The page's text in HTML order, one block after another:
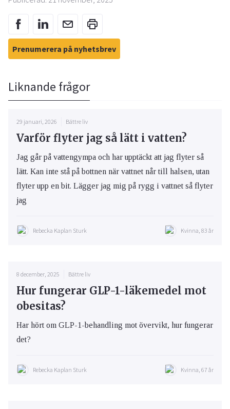
Prenumerera på nyhetsbrev
Liknande frågor
29 januari, 2026 Bättre liv
Varför flyter jag så lätt i vatten?
Jag går på vattengympa och har upptäckt att jag flyter så
lätt. Kan inte stå på bottnen när vattnet når till halsen, utan
flyter upp en bit. Lägger jag mig på rygg i vattnet så flyter
jag
Rebecka Kaplan Sturk Kvinna, 83 år
8 december, 2025 Bättre liv
Hur fungerar GLP-1-läkemedel mot
obesitas?
Har hört om GLP-1-behandling mot övervikt, hur fungerar
det?
Rebecka Kaplan Sturk Kvinna, 67 år